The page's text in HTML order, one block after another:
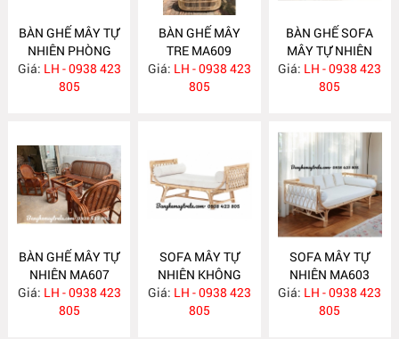
BÀN GHẾ MÂY TỰ
NHIÊN PHÒNG
KHÁCH MA610
Giá: LH - 0938 423
805
BÀN GHẾ MÂY
TRE MA609
Giá: LH - 0938 423
805
BÀN GHẾ SOFA
MÂY TỰ NHIÊN
PHÒNG KHÁCH
MA608
Giá: LH - 0938 423
805
BÀN GHẾ MÂY TỰ
NHIÊN MA607
Giá: LH - 0938 423
805
SOFA MÂY TỰ
NHIÊN KHÔNG
TỰA MA604
Giá: LH - 0938 423
805
SOFA MÂY TỰ
NHIÊN MA603
Giá: LH - 0938 423
805